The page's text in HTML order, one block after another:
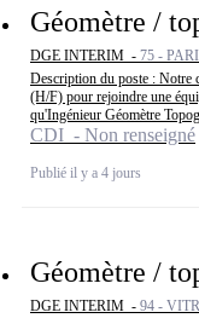
Géomètre /
DGE INTERIM - 75 -
Description du poste : Notre
(H/F) pour rejoindre une
qu'Ingénieur Géomètre
CDI - Non renseigné
Publié il y a 4 jours
Géomètre /
DGE INTERIM - 94 -